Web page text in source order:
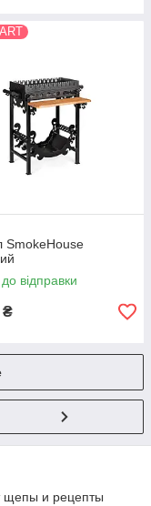
SmokeHouse
відправки
₴
щепы и рецепты